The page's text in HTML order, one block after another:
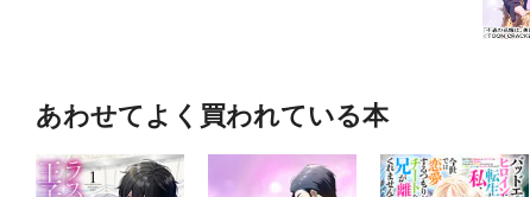
あわせてよく買われている本